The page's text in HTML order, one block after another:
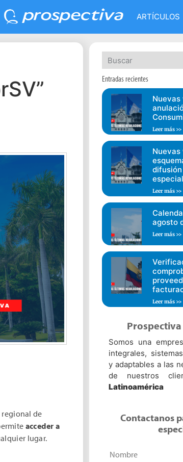
ARTÍCULOS
de
acceder a
lugar.
Entradas recientes
Leer más >>
Leer más >>
agosto
Leer más >>
Leer más >>
Somos una
integrales,
y adaptables a las
de nuestros
Latinoamérica
Contactanos
Nombre